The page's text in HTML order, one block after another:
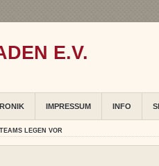
E.V.
IMPRESSUM INFO
LEGEN VOR